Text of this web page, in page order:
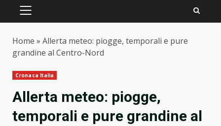
PRIMARY
Home » Allerta meteo: piogge, temporali e pure
grandine al Centro-Nord
Cronaca Italia
Allerta meteo: piogge,
temporali e pure grandine al